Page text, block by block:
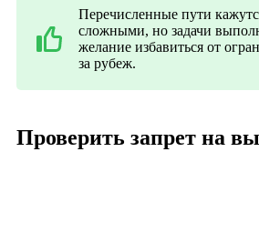
Перечисленные пути
сложными, но задачи
желание избавиться от
за рубеж.
Проверить запрет на